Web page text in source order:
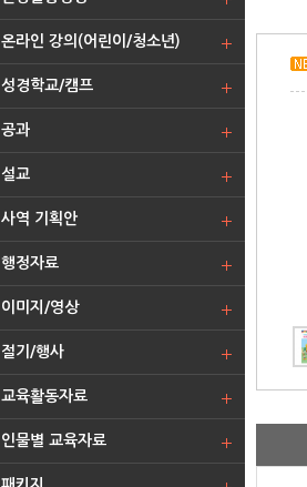
온라인 강의(어린이/청소년)
성경학교/캠프
공과
설교
사역 기획안
행정자료
이미지/영상
절기/행사
교육활동자료
인물별 교육자료